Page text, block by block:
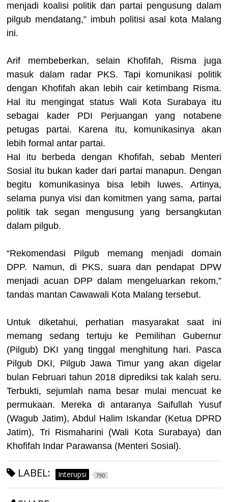
menjadi koalisi politik dan partai pengusung dalam
pilgub mendatang,” imbuh politisi asal kota Malang
ini.
Arif membeberkan, selain Khofifah, Risma juga
masuk dalam radar PKS. Tapi komunikasi politik
dengan Khofifah akan lebih cair ketimbang Risma.
Hal itu mengingat status Wali Kota Surabaya itu
sebagai kader PDI Perjuangan yang notabene
petugas partai. Karena itu, komunikasinya akan
lebih formal antar partai.
Hal itu berbeda dengan Khofifah, sebab Menteri
Sosial itu bukan kader dari partai manapun. Dengan
begitu komunikasinya bisa lebih luwes. Artinya,
selama punya visi dan komitmen yang sama, partai
politik tak segan mengusung yang bersangkutan
dalam pilgub.
“Rekomendasi Pilgub memang menjadi domain
DPP. Namun, di PKS, suara dan pendapat DPW
menjadi acuan DPP dalam mengeluarkan rekom,”
tandas mantan Cawawali Kota Malang tersebut.
Untuk diketahui, perhatian masyarakat saat ini
memang sedang tertuju ke Pemilihan Gubernur
(Pilgub) DKI yang tinggal menghitung hari. Pasca
Pilgub DKI, Pilgub Jawa Timur yang akan digelar
bulan Februari tahun 2018 diprediksi tak kalah seru.
Terbukti, sejumlah nama besar mulai mencuat ke
permukaan. Mereka di antaranya Saifullah Yusuf
(Wagub Jatim), Abdul Halim Iskandar (Ketua DPRD
Jatim), Tri Rismaharini (Wali Kota Surabaya) dan
Khofifah Indar Parawansa (Menteri Sosial).
LABEL: Interupsi 790